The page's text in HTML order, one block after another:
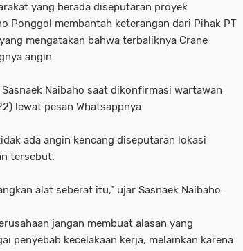
yang berada diseputaran proyek
Ponggol membantah keterangan dari Pihak PT
mengatakan bahwa terbaliknya Crane
angin.
Naibaho saat dikonfirmasi wartawan
lewat pesan Whatsappnya.
ada angin kencang diseputaran lokasi
tersebut.
alat seberat itu," ujar Sasnaek Naibaho.
jangan membuat alasan yang
penyebab kecelakaan kerja, melainkan karena